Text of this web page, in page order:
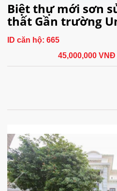
Biệt thự mới sơn
thất Gần trường
ID căn hộ: 665
45,000,000 VNĐ